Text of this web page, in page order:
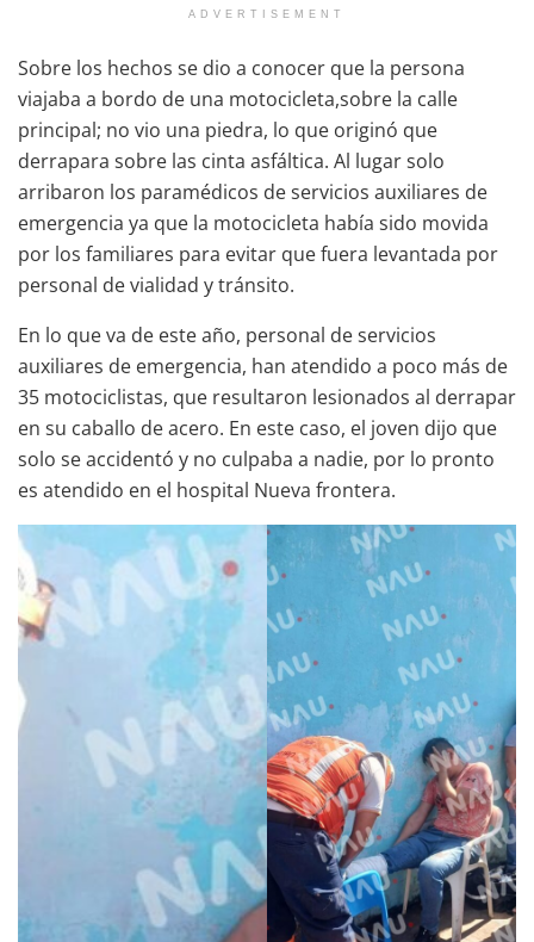
ADVERTISEMENT
Sobre los hechos se dio a conocer que la persona
viajaba a bordo de una motocicleta,sobre la calle
principal; no vio una piedra, lo que originó que
derrapara sobre las cinta asfáltica. Al lugar solo
arribaron los paramédicos de servicios auxiliares de
emergencia ya que la motocicleta había sido movida
por los familiares para evitar que fuera levantada por
personal de vialidad y tránsito.
En lo que va de este año, personal de servicios
auxiliares de emergencia, han atendido a poco más de
35 motociclistas, que resultaron lesionados al derrapar
en su caballo de acero. En este caso, el joven dijo que
solo se accidentó y no culpaba a nadie, por lo pronto
es atendido en el hospital Nueva frontera.